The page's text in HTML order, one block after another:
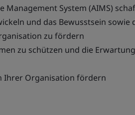
System (AIMS)
und das Bewusstsein sowie
zu fördern
zu schützen und die
Ihrer Organisation fördern